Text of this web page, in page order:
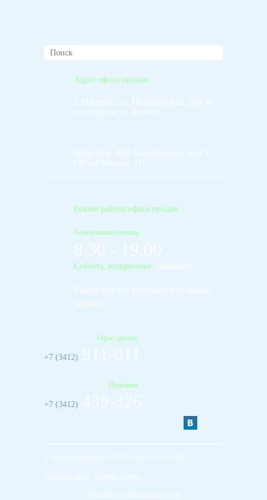
Адрес офиса продаж
Режим работы офиса продаж:
Понедельник-пятница
Суббота, воскресенье:
Офис продаж
+7 (3412)
Приемная
+7 (3412)